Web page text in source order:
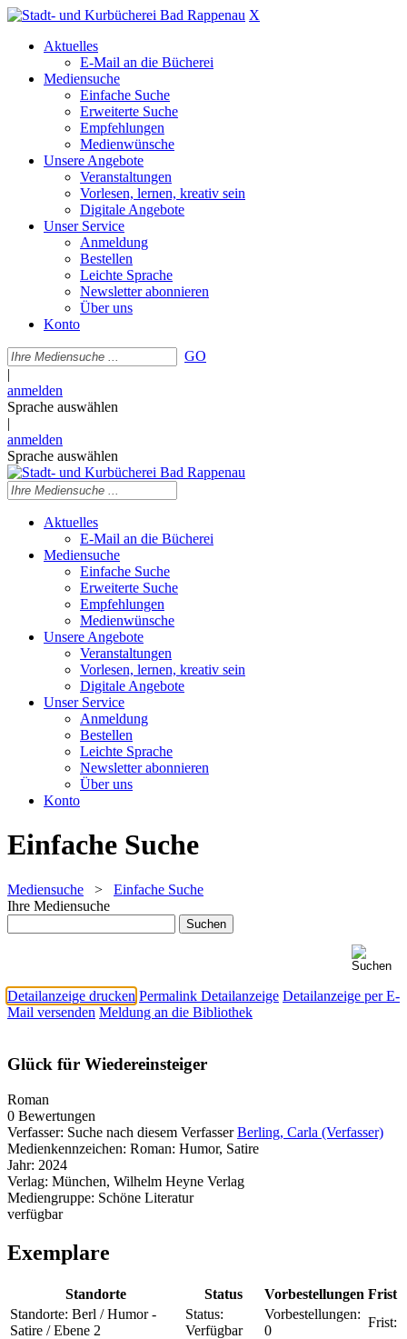
X
Aktuelles
E-Mail an die Bücherei
Mediensuche
Einfache Suche
Erweiterte Suche
Empfehlungen
Medienwünsche
Unsere Angebote
Veranstaltungen
Vorlesen, lernen, kreativ sein
Digitale Angebote
Unser Service
Anmeldung
Bestellen
Leichte Sprache
Newsletter abonnieren
Über uns
Konto
GO
|
anmelden
Sprache auswählen
|
anmelden
Sprache auswählen
Aktuelles
E-Mail an die Bücherei
Mediensuche
Einfache Suche
Erweiterte Suche
Empfehlungen
Medienwünsche
Unsere Angebote
Veranstaltungen
Vorlesen, lernen, kreativ sein
Digitale Angebote
Unser Service
Anmeldung
Bestellen
Leichte Sprache
Newsletter abonnieren
Über uns
Konto
Einfache Suche
Mediensuche > Einfache Suche
Ihre Mediensuche
Detailanzeige drucken Permalink Detailanzeige Detailanzeige per E-
Mail versenden Meldung an die Bibliothek
Glück für Wiedereinsteiger
Roman
0 Bewertungen
Verfasser: Suche nach diesem Verfasser Berling, Carla (Verfasser)
Medienkennzeichen: Roman: Humor, Satire
Jahr: 2024
Verlag: München, Wilhelm Heyne Verlag
Mediengruppe: Schöne Literatur
verfügbar
Exemplare
Standorte Status Vorbestellungen Frist
Standorte: Berl / Humor -
Satire / Ebene 2
Status:
Verfügbar
Vorbestellungen:
0
Frist: